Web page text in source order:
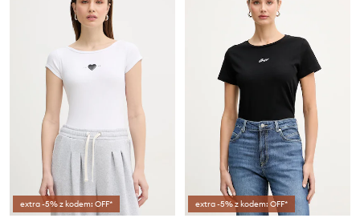
extra -5% z kodem: OFF* extra -5% z kodem: OFF*